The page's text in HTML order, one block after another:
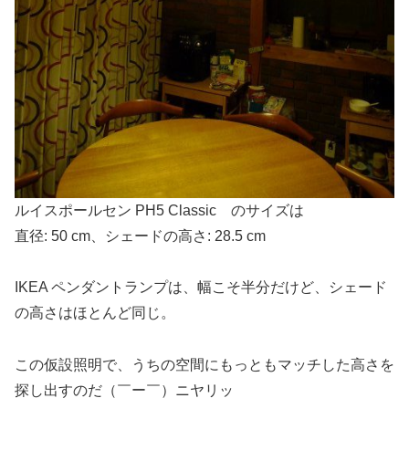
ルイスポールセン PH5 Classic のサイズは
直径: 50 cm、シェードの高さ: 28.5 cm
IKEA ペンダントランプは、幅こそ半分だけど、シェード
の高さはほとんど同じ。
この仮設照明で、うちの空間にもっともマッチした高さを
探し出すのだ（￣ー￣）ニヤリッ